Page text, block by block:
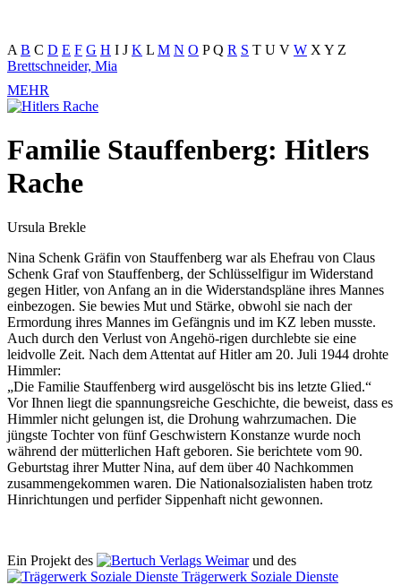
A B C D E F G H I J K L M N O PQ R S T U V W X Y Z
Brettschneider, Mia
MEHR
Familie Stauffenberg: Hitlers
Rache
Ursula Brekle
Nina Schenk Gräfin von Stauffenberg war als Ehefrau von Claus
Schenk Graf von Stauffenberg, der Schlüsselfigur im Widerstand
gegen Hitler, von Anfang an in die Widerstandspläne ihres Mannes
einbezogen. Sie bewies Mut und Stärke, obwohl sie nach der
Ermordung ihres Mannes im Gefängnis und im KZ leben musste.
Auch durch den Verlust von Angehö-rigen durchlebte sie eine
leidvolle Zeit. Nach dem Attentat auf Hitler am 20. Juli 1944 drohte
Himmler:
„Die Familie Stauffenberg wird ausgelöscht bis ins letzte Glied.“
Vor Ihnen liegt die spannungsreiche Geschichte, die beweist, dass es
Himmler nicht gelungen ist, die Drohung wahrzumachen. Die
jüngste Tochter von fünf Geschwistern Konstanze wurde noch
während der mütterlichen Haft geboren. Sie berichtete vom 90.
Geburtstag ihrer Mutter Nina, auf dem über 40 Nachkommen
zusammengekommen waren. Die Nationalsozialisten haben trotz
Hinrichtungen und perfider Sippenhaft nicht gewonnen.
Ein Projekt des Verlags Weimarund des
Trägerwerk Soziale Dienste